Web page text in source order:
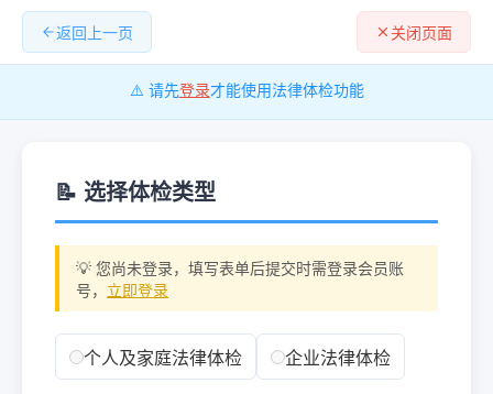
返回上一页 关闭页面
⚠️ 请先登录才能使用法律体检功能
📝 选择体检类型
💡 您尚未登录，填写表单后提交时需登录会员账
号， 立即登录
个人及家庭法律体检 企业法律体检